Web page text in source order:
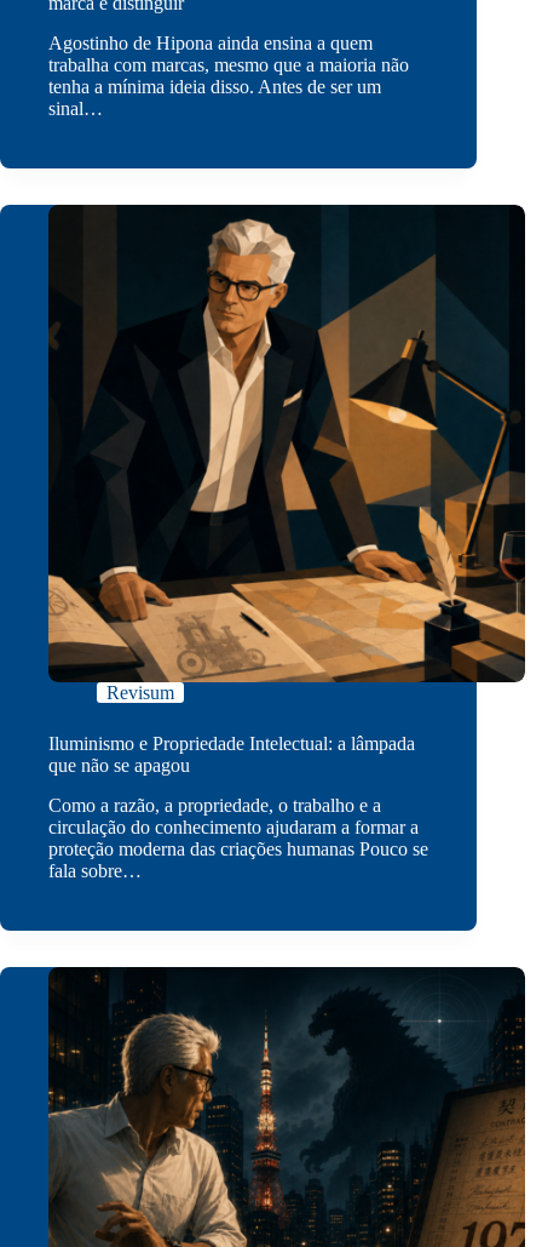
Agostinho de Hipona ainda ensina a quem
trabalha com marcas, mesmo que a maioria não
tenha a mínima ideia disso. Antes de ser um
sinal…
Revisum
Iluminismo e Propriedade Intelectual: a lâmpada
que não se apagou
Como a razão, a propriedade, o trabalho e a
circulação do conhecimento ajudaram a formar a
proteção moderna das criações humanas Pouco se
fala sobre…